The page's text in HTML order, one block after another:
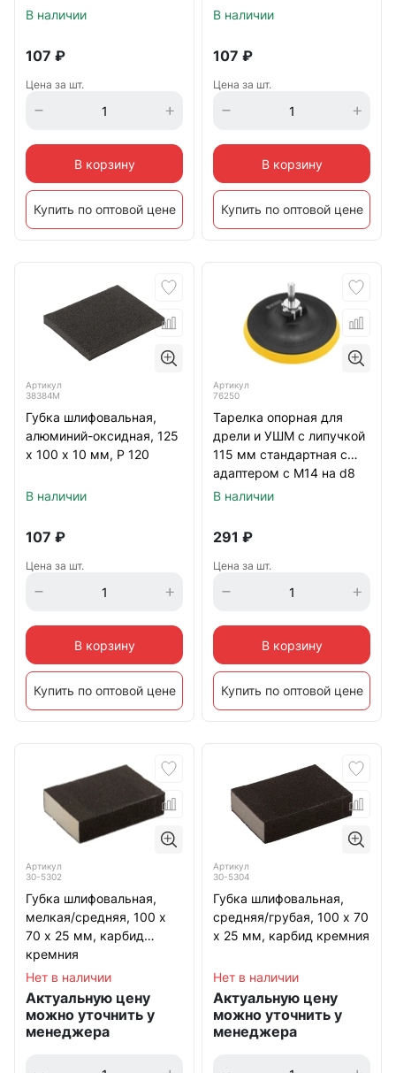
В наличии
107 ₽
Цена за шт.
В корзину
Купить по оптовой цене
В наличии
107 ₽
Цена за шт.
В корзину
Купить по оптовой цене
Артикул
38384М
Губка шлифовальная,
алюминий-оксидная, 125
х 100 х 10 мм, Р 120
В наличии
107 ₽
Цена за шт.
В корзину
Купить по оптовой цене
Артикул
76250
Тарелка опорная для
дрели и УШМ с липучкой
115 мм стандартная с
адаптером c М14 на d8
Denzel
В наличии
291 ₽
Цена за шт.
В корзину
Купить по оптовой цене
Артикул
30-5302
Губка шлифовальная,
мелкая/средняя, 100 х
70 х 25 мм, карбид
кремния
Нет в наличии
Актуальную цену
можно уточнить у
менеджера
Артикул
30-5304
Губка шлифовальная,
средняя/грубая, 100 х 70
х 25 мм, карбид кремния
Нет в наличии
Актуальную цену
можно уточнить у
менеджера